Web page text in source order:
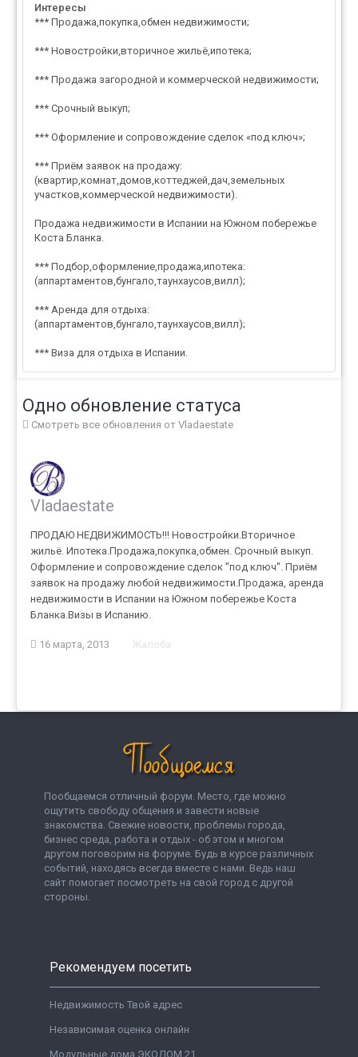
Интересы
*** Продажа,покупка,обмен недвижимости;
*** Новостройки,вторичное жильё,ипотека;
*** Продажа загородной и коммерческой недвижимости;
*** Срочный выкуп;
*** Оформление и сопровождение сделок «под ключ»;
*** Приём заявок на продажу:
(квартир,комнат,домов,коттеджей,дач,земельных
участков,коммерческой недвижимости).
Продажа недвижимости в Испании на Южном побережье
Коста Бланка.
*** Подбор,оформление,продажа,ипотека:
(аппартаментов,бунгало,таунхаусов,вилл);
*** Аренда для отдыха:
(аппартаментов,бунгало,таунхаусов,вилл);
*** Виза для отдыха в Испании.
Одно обновление статуса
Смотреть все обновления от Vladaestate
Vladaestate
ПРОДАЮ НЕДВИЖИМОСТЬ!!! Новостройки.Вторичное
жильё. Ипотека.Продажа,покупка,обмен. Срочный выкуп.
Оформление и сопровождение сделок "под ключ". Приём
заявок на продажу любой недвижимости.Продажа, аренда
недвижимости в Испании на Южном побережье Коста
Бланка.Визы в Испанию.
16 марта, 2013 Жалоба
Пообщаемся отличный форум. Место, где можно
ощутить свободу общения и завести новые
знакомства. Свежие новости, проблемы города,
бизнес среда, работа и отдых - об этом и многом
другом поговорим на форуме. Будь в курсе различных
событий, находясь всегда вместе с нами. Ведь наш
сайт помогает посмотреть на свой город с другой
стороны.
Рекомендуем посетить
Недвижимость Твой адрес
Независимая оценка онлайн
Модульные дома ЭКОДОМ 21